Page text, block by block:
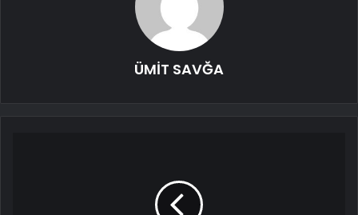
ÜMİT SAVĞA